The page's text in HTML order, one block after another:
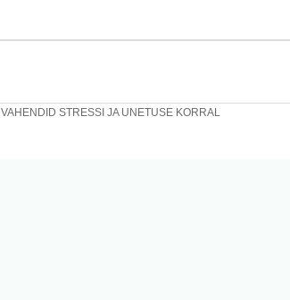
VAHENDID STRESSI JA UNETUSE KORRAL